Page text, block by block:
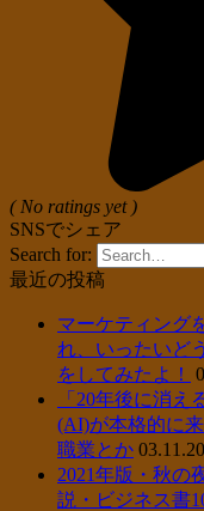
( No ratings yet )
SNSでシェア
Search for:
最近の投稿
マーケティング
れ、いったいど
をしてみたよ！
「20年後に消
(AI)が本格的に
職業とか
2021年版・秋の
説・ビジネス書